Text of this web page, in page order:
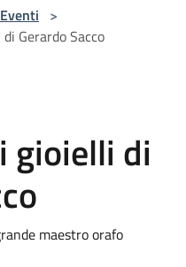
Eventi >
Gerardo Sacco
gioielli di
maestro orafo